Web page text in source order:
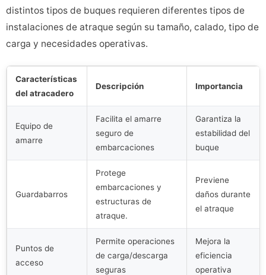
distintos tipos de buques requieren diferentes tipos de
instalaciones de atraque según su tamaño, calado, tipo de
carga y necesidades operativas.
Características
del atracadero
Descripción Importancia
Equipo de
amarre
Facilita el amarre
seguro de
embarcaciones
Garantiza la
estabilidad del
buque
Guardabarros
Protege
embarcaciones y
estructuras de
atraque.
Previene
daños durante
el atraque
Puntos de
acceso
Permite operaciones
de carga/descarga
seguras
Mejora la
eficiencia
operativa